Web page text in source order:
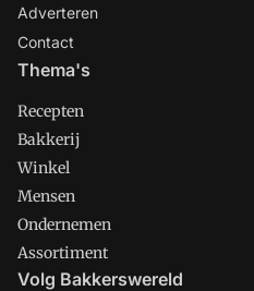
Adverteren
Contact
Thema's
Recepten
Bakkerij
Winkel
Mensen
Ondernemen
Assortiment
Volg Bakkerswereld